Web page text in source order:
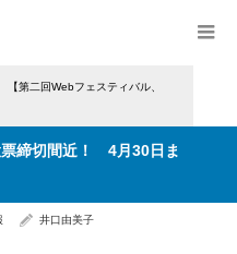
【第二回Webフェスティバル、
票締切間近！ 4月30日ま
井口由美子